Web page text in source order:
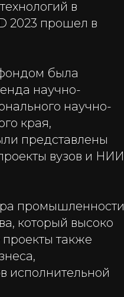
в
2023 прошел в
была
научно-
научно-
края,
представлены
вузов и НИИ
промышленности
который высоко
также
исполнительной